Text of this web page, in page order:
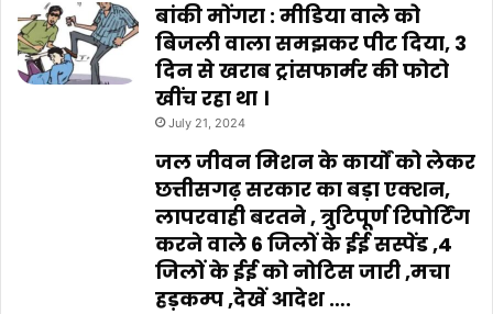
बांकी मोंगरा : मीडिया वाले को
बिजली वाला समझकर पीट दिया, 3
दिन से खराब ट्रांसफार्मर की फोटो
खींच रहा था ।
July 21, 2024
जल जीवन मिशन के कार्यों को लेकर
छत्तीसगढ़ सरकार का बड़ा एक्शन,
लापरवाही बरतने , त्रुटिपूर्ण रिपोर्टिंग
करने वाले 6 जिलों के ईई सस्पेंड ,4
जिलों के ईई को नोटिस जारी ,मचा
हड़कम्प ,देखें आदेश ….